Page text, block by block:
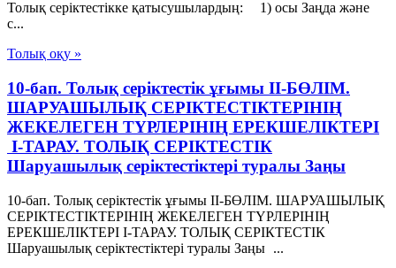
Толық серiктестiкке қатысушылардың: 1) осы Заңда және
с...
Толық оқу »
10-бап. Толық серiктестiк ұғымы II-БӨЛIМ.
ШАРУАШЫЛЫҚ СЕРIКТЕСТIКТЕРIНIҢ
ЖЕКЕЛЕГЕН ТҮРЛЕРIНIҢ ЕРЕКШЕЛIКТЕРI
I-ТАРАУ. ТОЛЫҚ СЕРIКТЕСТIК
Шаруашылық серіктестіктері туралы Заңы
10-бап. Толық серiктестiк ұғымы II-БӨЛIМ. ШАРУАШЫЛЫҚ
СЕРIКТЕСТIКТЕРIНIҢ ЖЕКЕЛЕГЕН ТҮРЛЕРIНIҢ
ЕРЕКШЕЛIКТЕРI I-ТАРАУ. ТОЛЫҚ СЕРIКТЕСТIК
Шаруашылық серіктестіктері туралы Заңы ...